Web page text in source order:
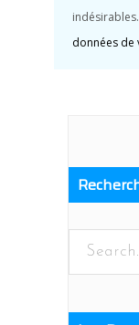
indésirables.
données de
Search